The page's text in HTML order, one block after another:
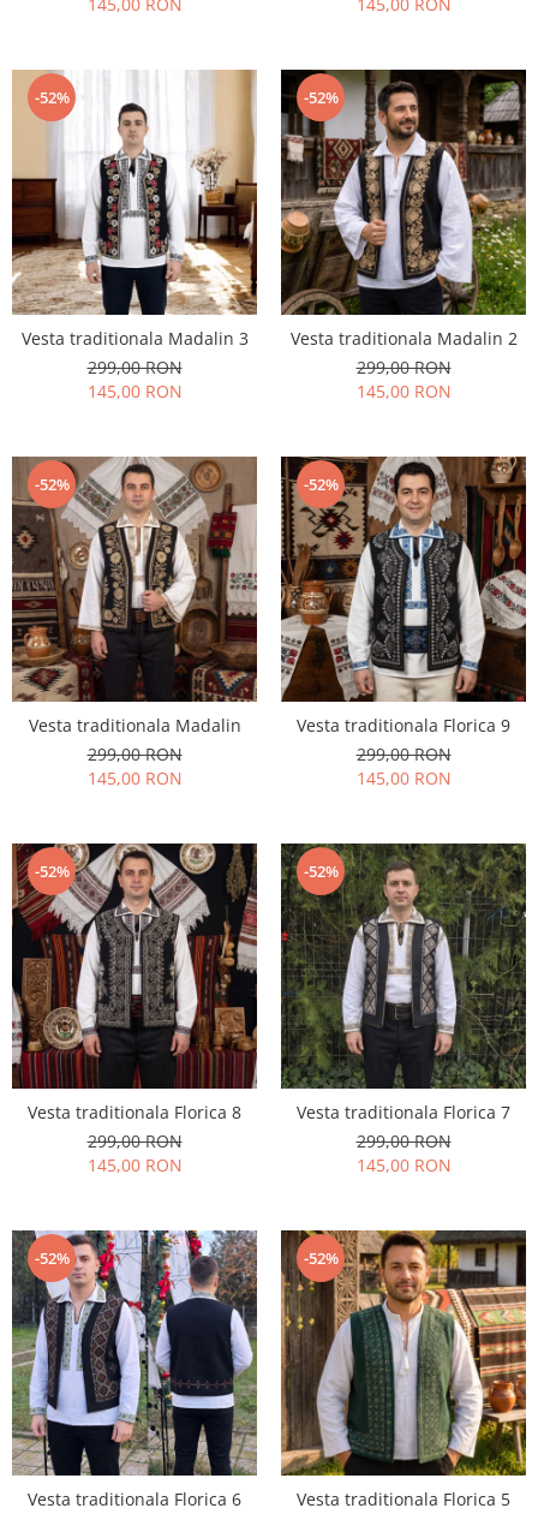
-52%
Vesta traditionala Madalin 3
299,00 RON
145,00 RON
-52%
Vesta traditionala Madalin 2
299,00 RON
145,00 RON
-52%
Vesta traditionala Madalin
299,00 RON
145,00 RON
-52%
Vesta traditionala Florica 9
299,00 RON
145,00 RON
-52%
Vesta traditionala Florica 8
299,00 RON
145,00 RON
-52%
Vesta traditionala Florica 7
299,00 RON
145,00 RON
-52%
Vesta traditionala Florica 6
-52%
Vesta traditionala Florica 5